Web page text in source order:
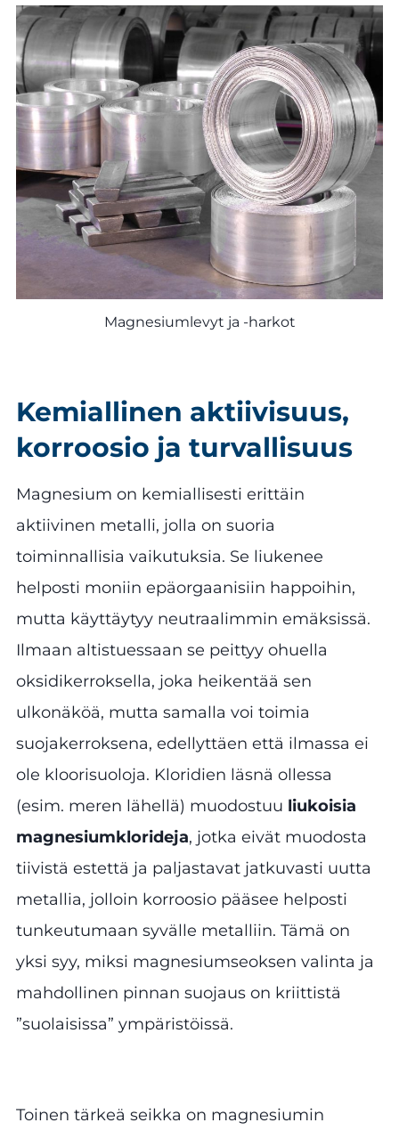
Magnesiumlevyt ja -harkot
Kemiallinen aktiivisuus,
korroosio ja turvallisuus
Magnesium on kemiallisesti erittäin
aktiivinen metalli, jolla on suoria
toiminnallisia vaikutuksia. Se liukenee
helposti moniin epäorgaanisiin happoihin,
mutta käyttäytyy neutraalimmin emäksissä.
Ilmaan altistuessaan se peittyy ohuella
oksidikerroksella, joka heikentää sen
ulkonäköä, mutta samalla voi toimia
suojakerroksena, edellyttäen että ilmassa ei
ole kloorisuoloja. Kloridien läsnä ollessa
(esim. meren lähellä) muodostuu liukoisia
magnesiumklorideja, jotka eivät muodosta
tiivistä estettä ja paljastavat jatkuvasti uutta
metallia, jolloin korroosio pääsee helposti
tunkeutumaan syvälle metalliin. Tämä on
yksi syy, miksi magnesiumseoksen valinta ja
mahdollinen pinnan suojaus on kriittistä
”suolaisissa” ympäristöissä.
Toinen tärkeä seikka on magnesiumin